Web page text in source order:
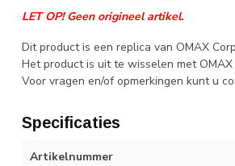
LET OP! Geen origineel artikel.
Dit product is een replica van OMAX
Het product is uit te wisselen met
Voor vragen en/of opmerkingen kunt u
Specificaties
Artikelnummer